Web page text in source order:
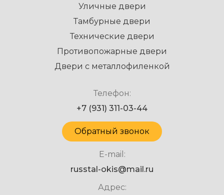
Уличные двери
Тамбурные двери
Технические двери
Противопожарные двери
Двери с металлофиленкой
Телефон:
+7 (931) 311-03-44
Обратный звонок
E-mail:
russtal-okis@mail.ru
Адрес: